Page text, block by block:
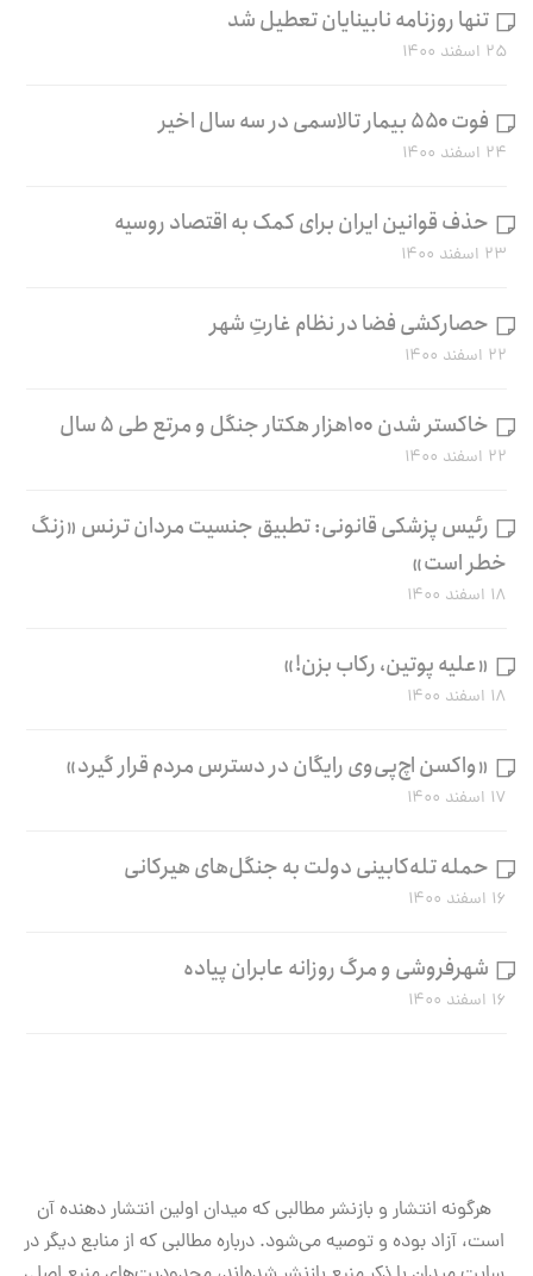
تنها روزنامه نابینایان تعطیل شد
۲۵ اسفند ۱۴۰۰
فوت ۵۵۰ بیمار تالاسمی در سه سال اخیر
۲۴ اسفند ۱۴۰۰
حذف قوانین ایران برای کمک به اقتصاد روسیه
۲۳ اسفند ۱۴۰۰
حصارکشی فضا در نظام غارتِ شهر
۲۲ اسفند ۱۴۰۰
خاکستر شدن ۱۰۰هزار هکتار جنگل و مرتع طی ۵ سال
۲۲ اسفند ۱۴۰۰
رئیس پزشکی قانونی: تطبیق جنسیت مردان ترنس «زنگ
خطر است»
۱۸ اسفند ۱۴۰۰
«علیه پوتین، رکاب بزن!»
۱۸ اسفند ۱۴۰۰
«واکسن اچ‌پی‌وی رایگان در دسترس مردم قرار گیرد»
۱۷ اسفند ۱۴۰۰
حمله تله‌کابینی دولت به جنگل‌های هیرکانی
۱۶ اسفند ۱۴۰۰
شهرفروشی و مرگ روزانه عابران پیاده
۱۶ اسفند ۱۴۰۰
هرگونه انتشار و بازنشر مطالبی که میدان اولین انتشار دهنده آن
است، آزاد بوده و توصیه می‌شود. درباره مطالبی که از منابع دیگر در